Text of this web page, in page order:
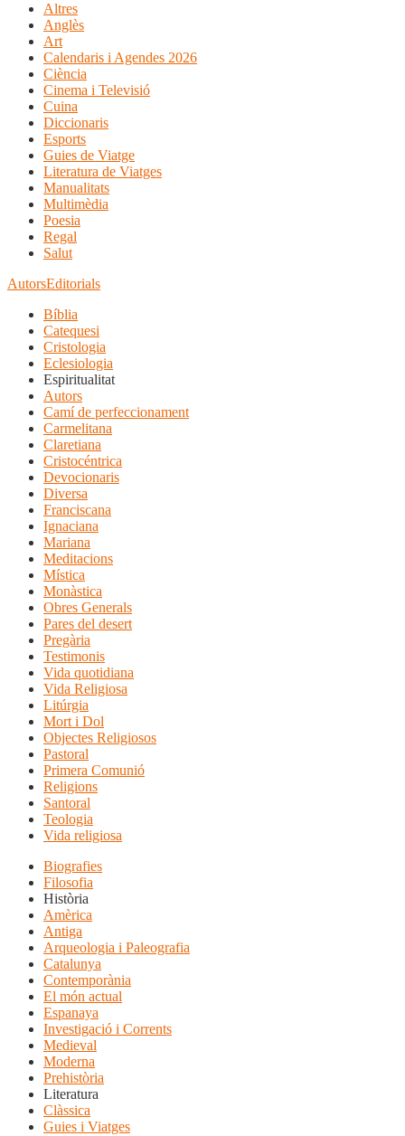
Altres
Anglès
Art
Calendaris i Agendes 2026
Ciència
Cinema i Televisió
Cuina
Diccionaris
Esports
Guies de Viatge
Literatura de Viatges
Manualitats
Multimèdia
Poesia
Regal
Salut
AutorsEditorials
Bíblia
Catequesi
Cristologia
Eclesiologia
Espiritualitat
Autors
Camí de perfeccionament
Carmelitana
Claretiana
Cristocéntrica
Devocionaris
Diversa
Franciscana
Ignaciana
Mariana
Meditacions
Mística
Monàstica
Obres Generals
Pares del desert
Pregària
Testimonis
Vida quotidiana
Vida Religiosa
Litúrgia
Mort i Dol
Objectes Religiosos
Pastoral
Primera Comunió
Religions
Santoral
Teologia
Vida religiosa
Biografies
Filosofia
Història
Amèrica
Antiga
Arqueologia i Paleografia
Catalunya
Contemporània
El món actual
Espanaya
Investigació i Corrents
Medieval
Moderna
Prehistòria
Literatura
Clàssica
Guies i Viatges